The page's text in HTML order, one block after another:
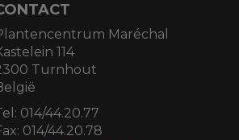
Maréchal
114
Turnhout
014/44.20.77
014/44.20.78